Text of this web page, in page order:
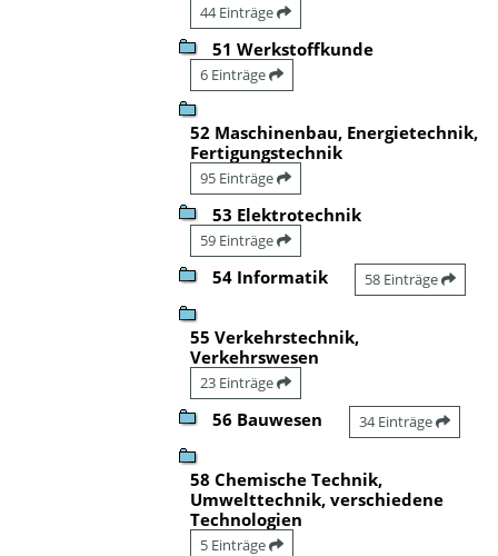
44 Einträge
51 Werkstoffkunde
6 Einträge
52 Maschinenbau, Energietechnik,
Fertigungstechnik
95 Einträge
53 Elektrotechnik
59 Einträge
54 Informatik 58 Einträge
55 Verkehrstechnik,
Verkehrswesen
23 Einträge
56 Bauwesen 34 Einträge
58 Chemische Technik,
Umwelttechnik, verschiedene
Technologien
5 Einträge